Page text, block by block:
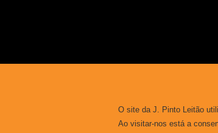
O site da J. Pinto Leitão
Ao visitar-nos está a